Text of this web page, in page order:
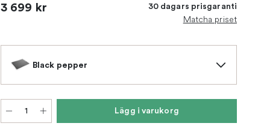
3 699 kr 30 dagars prisgaranti
Matcha priset
Black pepper
Lägg i varukorg